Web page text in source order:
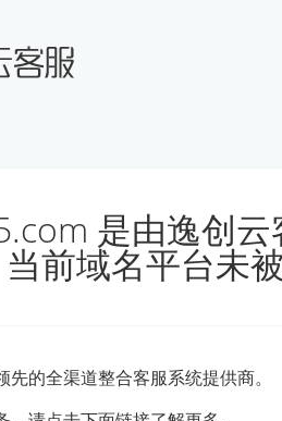
是由逸创
前域名平台未
的全渠道整合客服系统提供商。